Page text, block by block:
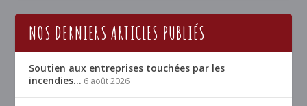
NOS DERNIERS ARTICLES PUBLIÉS
Soutien aux entreprises touchées par les
incendies… 6 août 2026